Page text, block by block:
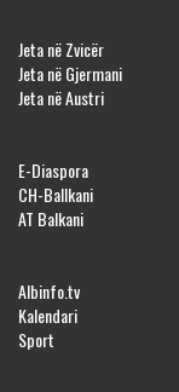
Jeta në Zvicër
Jeta në Gjermani
Jeta në Austri
E-Diaspora
CH-Ballkani
AT Balkani
Albinfo.tv
Kalendari
Sport